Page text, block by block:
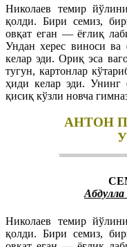
Николаев темир
қолди. Бири семиз,
овқат еган — ёғлиқ
Ундан херес виноси ва
келар эди. Ориқ эса
тугун, картонлар
ҳиди келар эди. Унинг
қисиқ кўзли новча
АНТОН
Николаев темир
қолди. Бири семиз,